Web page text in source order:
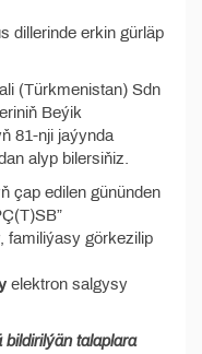
dillerinde erkin gürläp
(Türkmenistan) Sdn
Beýik
81-nji jaýynda
alyp bilersiňiz.
çap edilen gününden
familiýasy görkezilip
еlektron salgysy
talaplara